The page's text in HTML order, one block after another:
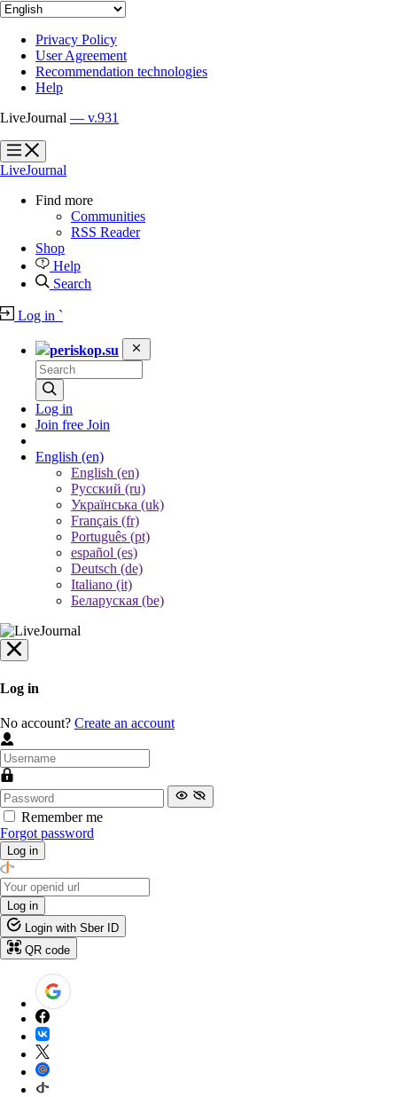
Privacy Policy
User Agreement
Recommendation technologies
Help
LiveJournal — v.931
?
?
LiveJournal
Find more
Communities
RSS Reader
Shop
Help
Search
Log in `
periskop.su
Log in
Join free Join
English (en)
English (en)
Русский (ru)
Українська (uk)
Français (fr)
Português (pt)
español (es)
Deutsch (de)
Italiano (it)
Беларуская (be)
Log in
No account? Create an account
Remember me
Forgot password
Log in
Log in
Login with Sber ID
QR code